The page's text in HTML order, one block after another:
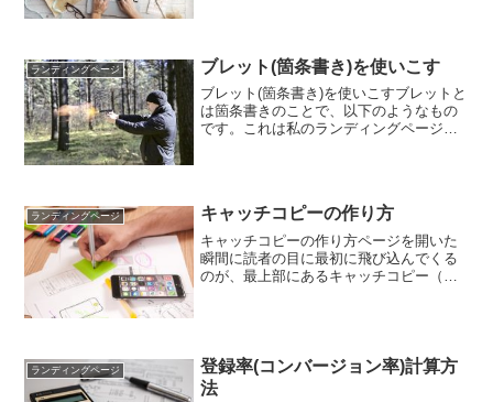
ランディングページ ブレット(箇条書き)を使いこす
ブレット(箇条書き)を使いこすブレットと
は箇条書きのことで、以下のようなもの
です。これは私のランディングページに
ランディングページ キャッチコピーの作り方
キャッチコピーの作り方ページを開いた
瞬間に読者の目に最初に飛び込んでくる
のが、最上部にあるキャッチコピー（ヘ
ランディングページ
登録率(コンバージョン率)計算方
法